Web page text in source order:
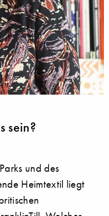
sein?
und des
Heimtextil liegt